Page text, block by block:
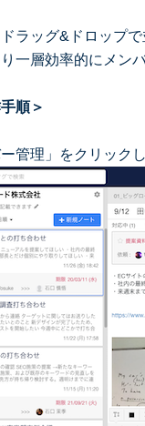
ラッグ&ドロップ
一層効率的にメン
順＞
管理」をクリックし